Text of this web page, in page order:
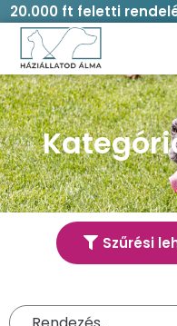
20.000 ft feletti
Szűrési